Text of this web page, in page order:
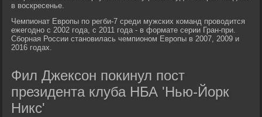
в воскресенье.
Чемпионат Европы по регби-7 среди мужских команд проводится
ежегодно с 2002 года, с 2011 года - в формате серии Гран-при.
Сборная России становилась чемпионом Европы в 2007, 2009 и
2016 годах.
Фил Джексон покинул пост
президента клуба НБА 'Нью-Йорк
Никс'